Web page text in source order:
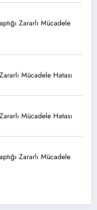
Zararlı Mücadele
Mücadele Hatası
Mücadele Hatası
Zararlı Mücadele